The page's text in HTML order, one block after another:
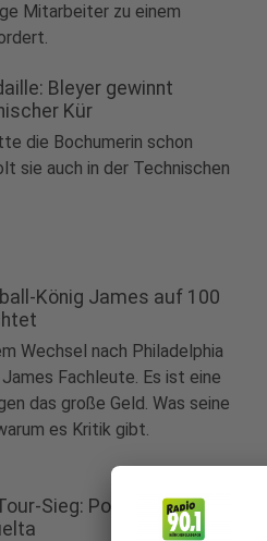
Mitarbeiter zu einem
Bleyer gewinnt
Kür
die Bochumerin schon
sie auch in der Technischen
König James auf 100
Wechsel nach Philadelphia
Fachleute. Es ist eine
das große Geld. Was seine
es Kritik gibt.
Sieg: Pogacar startet